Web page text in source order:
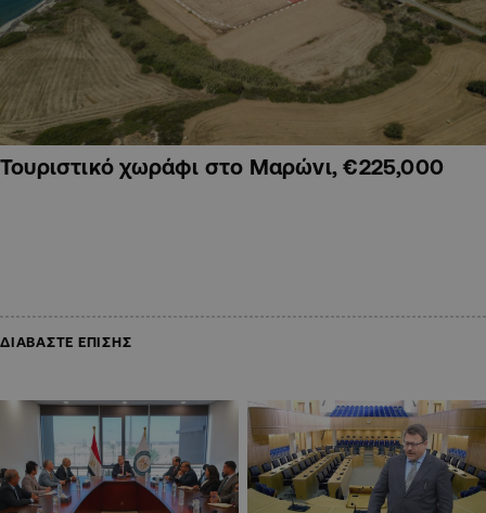
Τουριστικό χωράφι στο Μαρώνι, €225,000
ΔΙΑΒΑΣΤΕ ΕΠΙΣΗΣ